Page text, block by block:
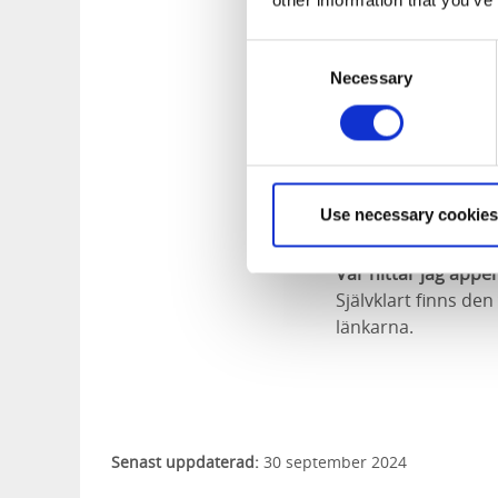
Necessary
Use necessary
utställningar att
Gustafsberg,
på guidning på
engelska.
Boka en upplevelse
Snabb och enkelt
Skärgårdsbåtarna.
Var hittar jag
Självklart finns
länkarna.
Senast uppdaterad: 30 september 2024